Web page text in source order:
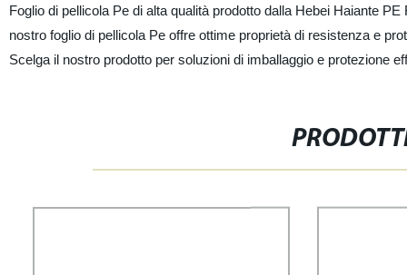
Foglio di pellicola Pe di alta qualità prodotto dalla Hebei Haiante
nostro foglio di pellicola Pe offre ottime proprietà di resistenza e
Scelga il nostro prodotto per soluzioni di imballaggio e protezione